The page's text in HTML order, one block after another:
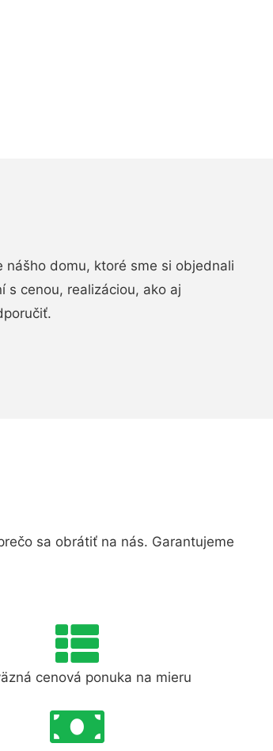
domu, ktoré sme si objednali
s cenou, realizáciou, ako aj
sa obrátiť na nás. Garantujeme
cenová ponuka na mieru